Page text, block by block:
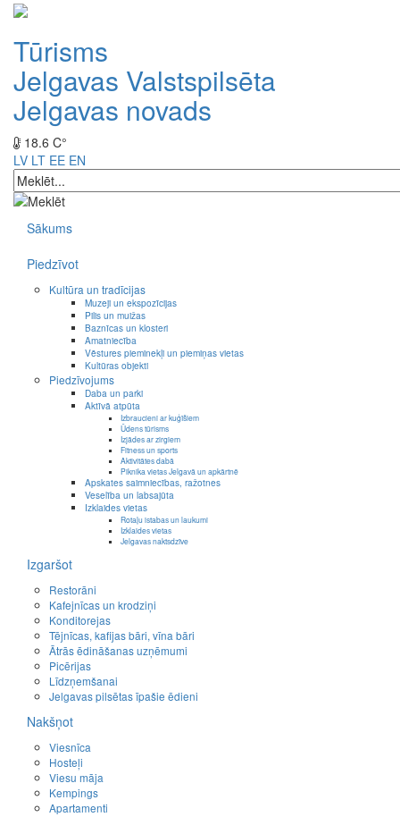
Tūrisms
Jelgavas Valstspilsēta
Jelgavas novads
18.6 C°
LV LT EE EN
Sākums
Piedzīvot
Kultūra un tradīcijas
Muzeji un ekspozīcijas
Pilis un muižas
Baznīcas un klosteri
Amatniecība
Vēstures pieminekļi un piemiņas vietas
Kultūras objekti
Piedzīvojums
Daba un parki
Aktīvā atpūta
Izbraucieni ar kuģīšiem
Ūdens tūrisms
Izjādes ar zirgiem
Fitness un sports
Aktivitātes dabā
Piknika vietas Jelgavā un apkārtnē
Apskates saimniecības, ražotnes
Veselība un labsajūta
Izklaides vietas
Rotaļu istabas un laukumi
Izklaides vietas
Jelgavas naktsdzīve
Izgaršot
Restorāni
Kafejnīcas un krodziņi
Konditorejas
Tējnīcas, kafijas bāri, vīna bāri
Ātrās ēdināšanas uzņēmumi
Picērijas
Līdzņemšanai
Jelgavas pilsētas īpašie ēdieni
Nakšņot
Viesnīca
Hosteļi
Viesu māja
Kempings
Apartamenti